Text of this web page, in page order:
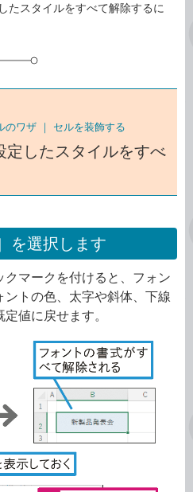
たスタイルをすべて解除するに
のワザ ｜ セルを装飾する
定したスタイルをすべ
を選択します
クマークを付けると、フォン
ントの色、太字や斜体、下線
値に戻せます。